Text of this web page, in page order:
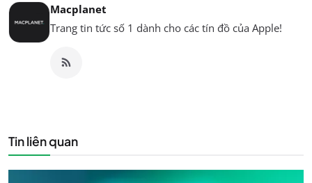
Macplanet
Trang tin tức số 1 dành cho các tín đồ của Apple!
Tin liên quan